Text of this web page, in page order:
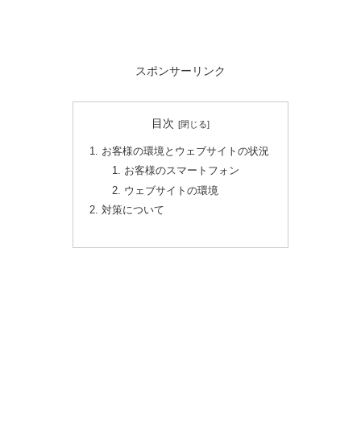
スポンサーリンク
目次
お客様の環境とウェブサイトの状況
お客様のスマートフォン
ウェブサイトの環境
対策について